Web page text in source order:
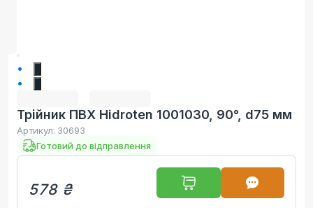
Трійник ПВХ Hidroten 1001030, 90°, d75 мм
Артикул: 30693
Готовий до відправлення
578 ₴